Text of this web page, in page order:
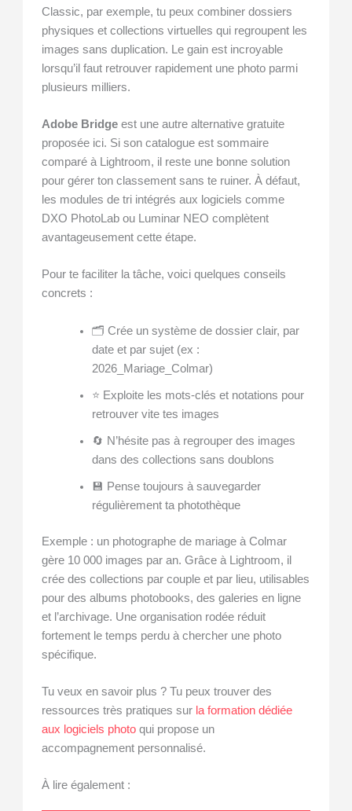
Classic, par exemple, tu peux combiner dossiers
physiques et collections virtuelles qui regroupent les
images sans duplication. Le gain est incroyable
lorsqu’il faut retrouver rapidement une photo parmi
plusieurs milliers.
Adobe Bridge est une autre alternative gratuite
proposée ici. Si son catalogue est sommaire
comparé à Lightroom, il reste une bonne solution
pour gérer ton classement sans te ruiner. À défaut,
les modules de tri intégrés aux logiciels comme
DXO PhotoLab ou Luminar NEO complètent
avantageusement cette étape.
Pour te faciliter la tâche, voici quelques conseils
concrets :
🗂 Crée un système de dossier clair, par
date et par sujet (ex :
2026_Mariage_Colmar)
⭐ Exploite les mots-clés et notations pour
retrouver vite tes images
🔄 N’hésite pas à regrouper des images
dans des collections sans doublons
💾 Pense toujours à sauvegarder
régulièrement ta photothèque
Exemple : un photographe de mariage à Colmar
gère 10 000 images par an. Grâce à Lightroom, il
crée des collections par couple et par lieu, utilisables
pour des albums photobooks, des galeries en ligne
et l’archivage. Une organisation rodée réduit
fortement le temps perdu à chercher une photo
spécifique.
Tu veux en savoir plus ? Tu peux trouver des
ressources très pratiques sur la formation dédiée
aux logiciels photo qui propose un
accompagnement personnalisé.
À lire également :